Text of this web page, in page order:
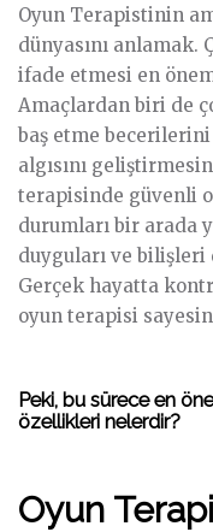
Oyun Terapistinin
dünyasını anlamak.
ifade etmesi en
Amaçlardan biri de
baş etme
algısını
terapisinde güvenli
durumları bir arada
duyguları ve bilişleri
Gerçek hayatta
oyun terapisi
Peki, bu sürece en
özellikleri nelerdir?
Oyun